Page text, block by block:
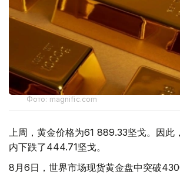
Фото: magnific.com
上周，黄金价格为61 889.33坚戈。因此
内下跌了444.71坚戈。
8月6日，世界市场现货黄金盘中突破